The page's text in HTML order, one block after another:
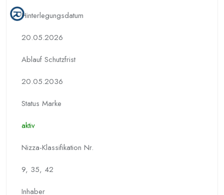
Hinterlegungs­datum
20.05.2026
Ablauf Schutzfrist
20.05.2036
Status Marke
aktiv
Nizza-Klassifikation Nr.
9, 35, 42
Inhaber